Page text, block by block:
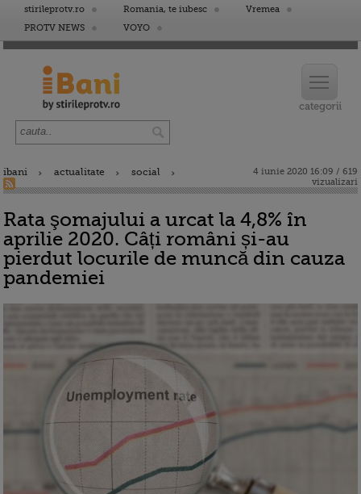
stirileprotv.ro Romania, te iubesc
Vremea
PROTV NEWS
VOYO
ibani actualitate social
4 iunie 2020 16:09 / 619
vizualizari
Rata şomajului a urcat la 4,8% în
aprilie 2020. Câți români și-au
pierdut locurile de muncă din cauza
pandemiei